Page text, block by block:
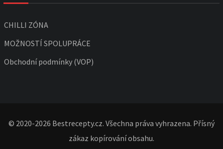
CHILLI ZÓNA
MOŽNOSTÍ SPOLUPRÁCE
Obchodní podmínky (VOP)
© 2020-2026 Bestrecepty.cz. Všechna práva vyhrazena. Přísný
zákaz kopírování obsahu.